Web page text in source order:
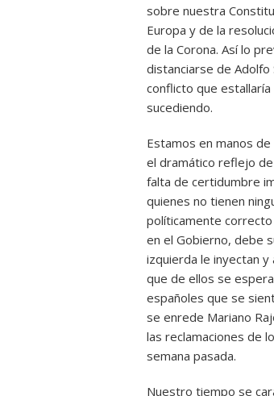
sobre nuestra
Europa y de la
de la Corona. Así lo
distanciarse de
conflicto que
sucediendo.
Estamos en manos
el dramático reflejo
falta de certidumbre
quienes no tienen
políticamente
en el Gobierno, debe
izquierda le inyectan
que de ellos se
españoles que se
se enrede Mariano
las reclamaciones de
semana pasada.
Nuestro tiempo se